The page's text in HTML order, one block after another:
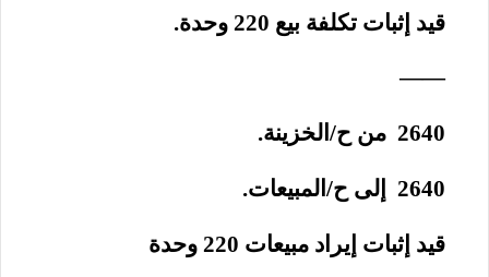
قيد إثبات تكلفة بيع 220 وحدة.
——
2640 من ح/الخزينة.
2640 إلى ح/المبيعات.
قيد إثبات إيراد مبيعات 220 وحدة